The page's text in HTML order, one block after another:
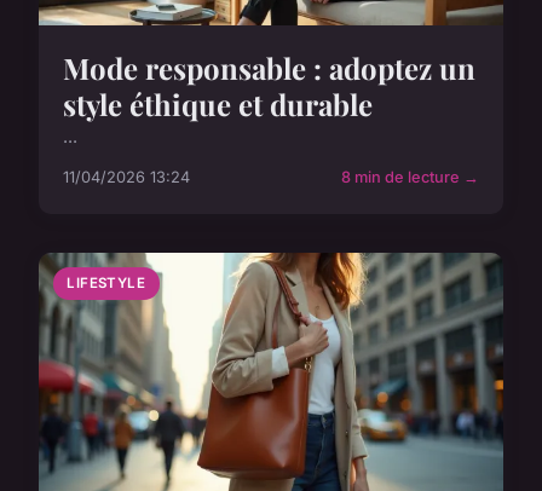
Mode responsable : adoptez un
style éthique et durable
...
11/04/2026 13:24 8 min de lecture →
LIFESTYLE